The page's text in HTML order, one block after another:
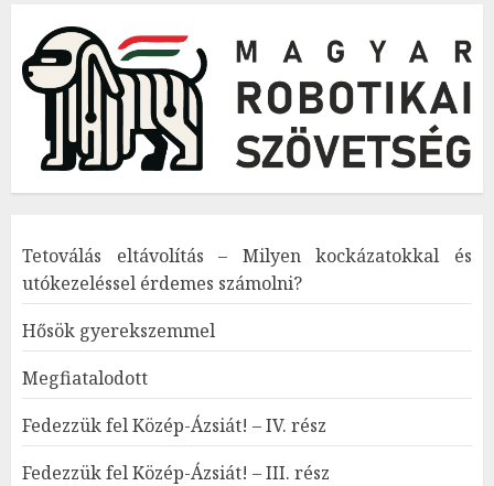
Tetoválás eltávolítás – Milyen kockázatokkal és
utókezeléssel érdemes számolni?
Hősök gyerekszemmel
Megfiatalodott
Fedezzük fel Közép-Ázsiát! – IV. rész
Fedezzük fel Közép-Ázsiát! – III. rész